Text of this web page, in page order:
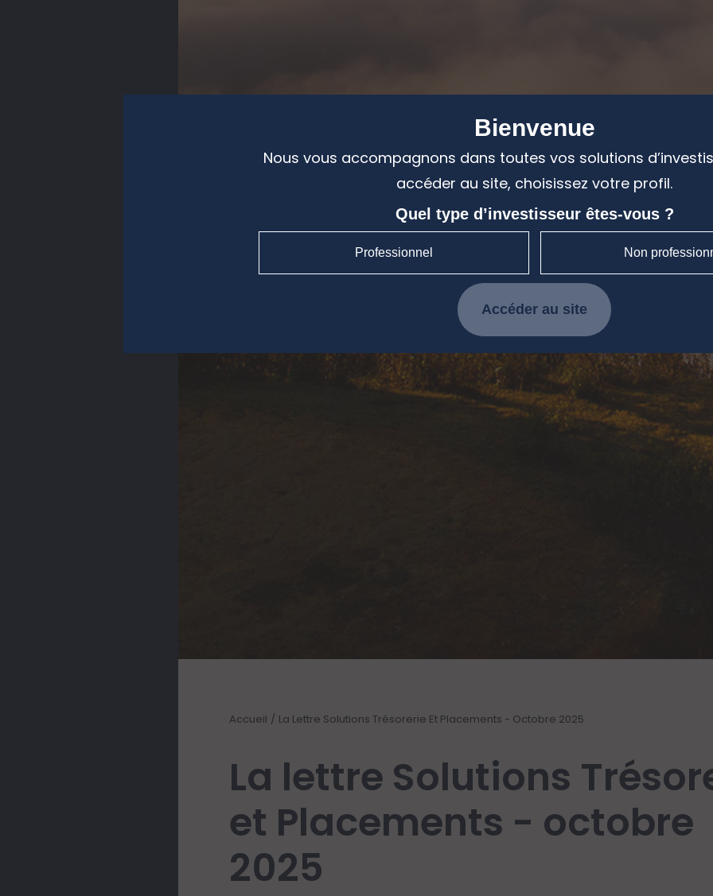
Accueil La Lettre Solutions Trésorerie Et Placements - Octobre 2025
La lettre Solutions
et Placements - octobre
2025
Bienvenue
Nous vous accompagnons dans toutes vos solutions
accéder au site, choisissez votre profil.
Quel type d’investisseur êtes-vous ?
Professionnel Non
Accéder au site